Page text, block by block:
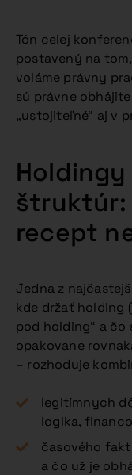
Tón celej
postavený na
voláme právny
sú právne
„ustojiteľné“ aj v
štruktúr:
recept
Jedna z
kde držať holding
pod holding“ a čo
opakovane
– rozhoduje
legitímnych
logika,
časového
a čo už je